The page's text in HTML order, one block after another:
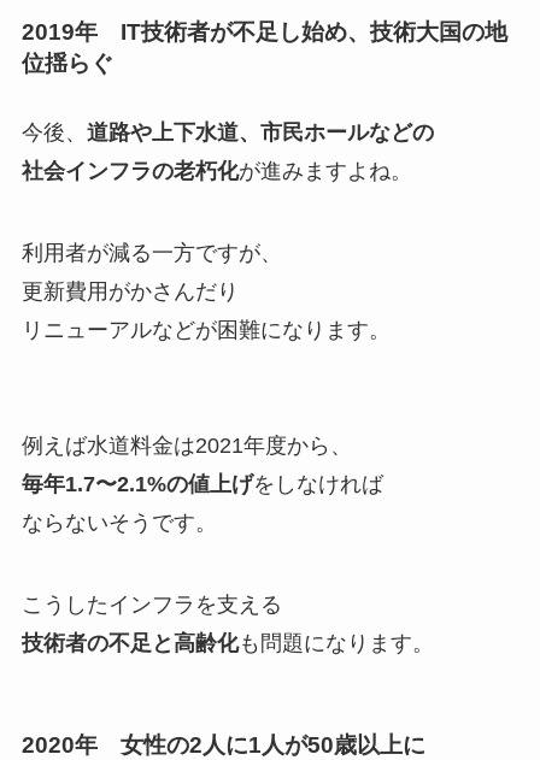
2019年 IT技術者が不足し始め、技術大国の地
位揺らぐ
今後、 道路や上下水道、市民ホールなどの
社会インフラの老朽化が進みますよね。
利用者が減る一方ですが、
更新費用がかさんだり
リニューアルなどが困難になります。
例えば水道料金は2021年度から、
毎年1.7〜2.1%の値上げをしなければ
ならないそうです。
こうしたインフラを支える
技術者の不足と高齢化も問題になります。
2020年 女性の2人に1人が50歳以上に